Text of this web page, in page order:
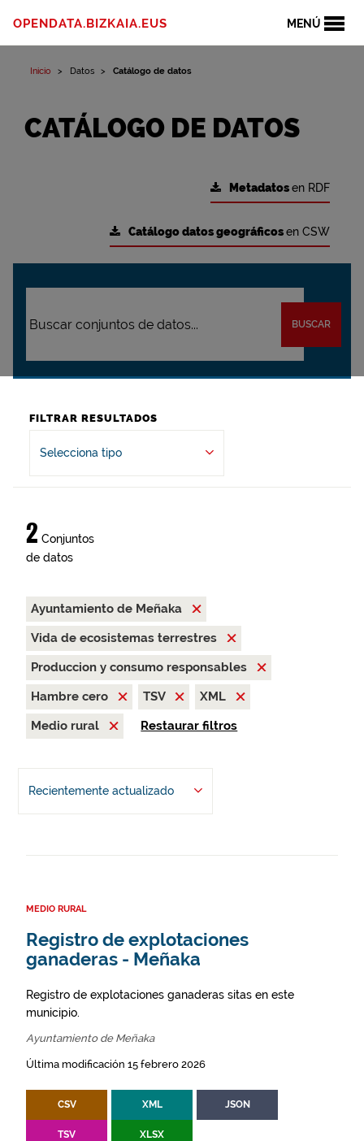
MENÚ
OPENDATA.BIZKAIA.EUS
Inicio Datos Catálogo de datos
CATÁLOGO DE DATOS
Metadatosen RDF
Catálogo datos geográficosen CSW
BUSCAR
FILTRAR RESULTADOS
Selecciona tipo
2 Conjuntos
de datos
Ayuntamiento de Meñaka
Vida de ecosistemas terrestres
Produccion y consumo responsables
Hambre cero
TSV
XML
Medio rural
Restaurar filtros
Recientemente actualizado
MEDIO RURAL
Registro de explotaciones
ganaderas - Meñaka
Registro de explotaciones ganaderas sitas en este
municipio.
Ayuntamiento de Meñaka
Última modificación 15 febrero 2026
CSV XML JSON
TSV XLSX